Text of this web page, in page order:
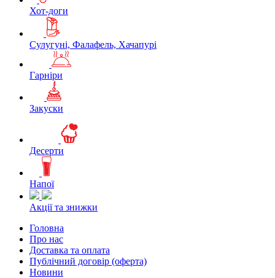
Хот-доги
Сулугуні, Фалафель, Хачапурі
Гарніри
Закуски
Десерти
Напої
Акції та знижки
Головна
Про нас
Доставка та оплата
Публічний договір (оферта)
Новини